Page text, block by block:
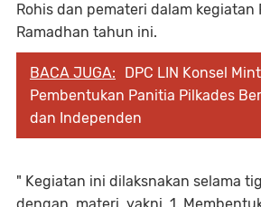
Rohis dan pemateri dalam kegiatan
Ramadhan tahun ini.
BACA JUGA:
DPC LIN Konsel
Pembentukan Panitia Pilkades
dan Independen
" Kegiatan ini dilaksnakan selama